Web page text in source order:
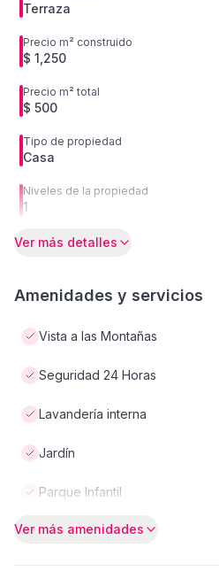
Terraza
Precio m² construido
$ 1,250
Precio m² total
$ 500
Tipo de propiedad
Casa
Niveles de la propiedad
1
Ver más detalles
Amenidades y servicios
Vista a las Montañas
Seguridad 24 Horas
Lavandería interna
Jardín
Parque Infantil
Ver más amenidades